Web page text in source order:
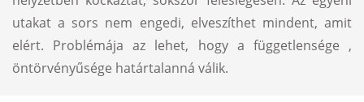
utakat a sors nem engedi, elveszíthet mindent, amit
elért. Problémája az lehet, hogy a függetlensége ,
öntörvényűsége határtalanná válik.